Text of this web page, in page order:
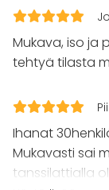
Seminaari /
Messut
Esitys /
Elämys /
Pikkujoulut
Tilatyypit
Mukava, iso ja
tehtyä tilasta
Ihanat
Mukavasti sai
tanssilattialla